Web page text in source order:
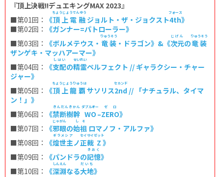
『頂上決戦!!デュエキングMAX 2023』
■第01回：
《頂上電融
ちょうじょうでんゆう
ジョルト・ザ・ジョクスト4th
フォース
》
■第02回：
《ガンナー=パトローラー》
■第03回：
《ボルメテウス・ 竜装
りゅうそう
・ドラゴン》&《次元
じげん
の竜装
りゅうそう
ザンゲキ・マッハアーマー》
■第04回：
《支配
しはい
の精霊
せいれい
ペルフェクト // ギャラクシー・チャー
ジャー》
■第05回：
《頂上龍覇
ちょうじょうりゅうは
サソリス2nd
セカンド
// 「ナチュラル、タイマ
ン！」》
■第06回：
《禁断樹幹
きんだんきかん
WO
ダブルオー
–ZERO
ゼロ
》
■第07回：
《邪眼
じゃがん
の始祖
しそ
ロマノフ・アルファ》
■第08回：
《煌世主
ギラメシア
ノ正裁
セイサイ
Z
ゼット
》
■第09回：
《パンドラの記憶
きおく
》
■第10回：
《深淵
しんえん
なる大地
だいち
》